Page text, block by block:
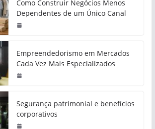
Como Construir Negócios Menos
Dependentes de um Único Canal
Empreendedorismo em Mercados
Cada Vez Mais Especializados
Segurança patrimonial e benefícios
corporativos